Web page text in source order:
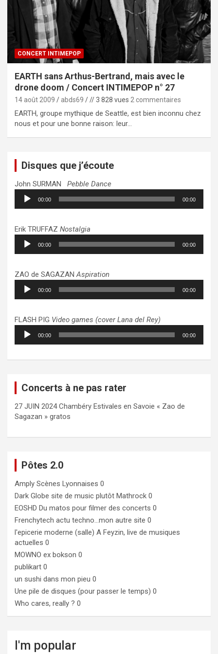
CONCERT INTIMEPOP
EARTH sans Arthus-Bertrand, mais avec le
drone doom / Concert INTIMEPOP n° 27
14 août 2009 abds69 // 3 828 vues 2 commentaires
EARTH, groupe mythique de Seattle, est bien inconnu chez
nous et pour une bonne raison: leur…
Disques que j’écoute
John SURMAN Pebble Dance
Lecteur
audio
00:00 00:00
Erik TRUFFAZ Nostalgia
Lecteur
audio
00:00 00:00
ZAO de SAGAZANAspiration
Lecteur
audio
00:00 00:00
FLASH PIG Video games (cover Lana del Rey)
Lecteur
audio
00:00 00:00
Concerts à ne pas rater
27 JUIN 2024 Chambéry Estivales en Savoie « Zao de
Sagazan » gratos
Pôtes 2.0
Amply Scènes Lyonnaises 0
Dark Globe site de music plutôt Mathrock 0
EOSHD Du matos pour filmer des concerts 0
Frenchytech actu techno…mon autre site 0
l'epicerie moderne (salle) A Feyzin, live de musiques
actuelles 0
MOWNO ex bokson 0
publikart 0
un sushi dans mon pieu 0
Une pile de disques (pour passer le temps) 0
Who cares, really ? 0
I'm popular